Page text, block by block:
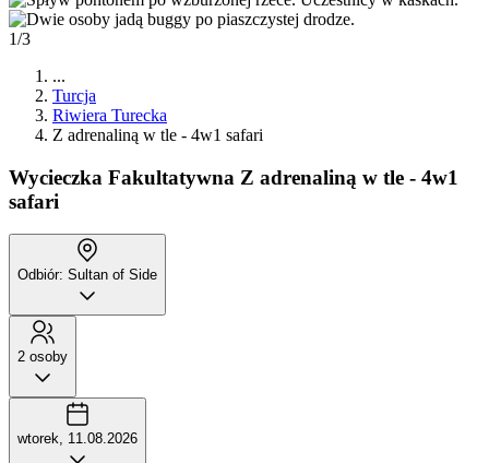
1/3
...
Turcja
Riwiera Turecka
Z adrenaliną w tle - 4w1 safari
Wycieczka Fakultatywna Z adrenaliną w tle - 4w1
safari
Odbiór: Sultan of Side
2 osoby
wtorek, 11.08.2026